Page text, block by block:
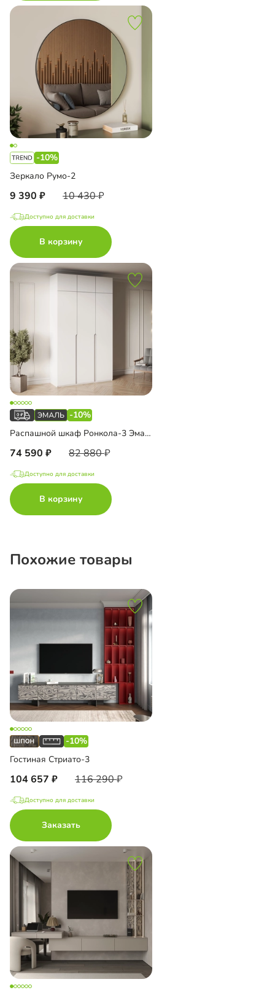
-10%
Зеркало Румо-2
9 390 10 430
Доступно для доставки
В корзину
-10%
Распашной шкаф Ронкола-3 Эмаль с антресолью
74 590 82 880
Доступно для доставки
В корзину
Похожие товары
-10%
Гостиная Стриато-3
104 657 116 290
Доступно для доставки
Заказать